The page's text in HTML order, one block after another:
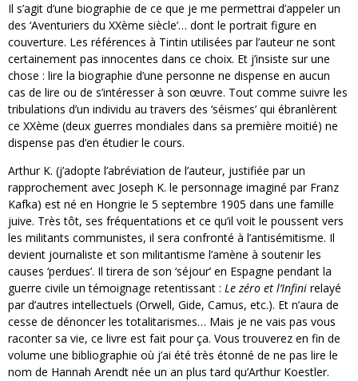
Il s’agit d’une biographie de ce que je me permettrai d’appeler un
des ‘Aventuriers du XXème siècle’… dont le portrait figure en
couverture. Les références à Tintin utilisées par l’auteur ne sont
certainement pas innocentes dans ce choix. Et j’insiste sur une
chose : lire la biographie d’une personne ne dispense en aucun
cas de lire ou de s’intéresser à son œuvre. Tout comme suivre les
tribulations d’un individu au travers des ‘séismes’ qui ébranlèrent
ce XXème (deux guerres mondiales dans sa première moitié) ne
dispense pas d’en étudier le cours.
Arthur K. (j’adopte l’abréviation de l’auteur, justifiée par un
rapprochement avec Joseph K. le personnage imaginé par Franz
Kafka) est né en Hongrie le 5 septembre 1905 dans une famille
juive. Très tôt, ses fréquentations et ce qu’il voit le poussent vers
les militants communistes, il sera confronté à l’antisémitisme. Il
devient journaliste et son militantisme l’amène à soutenir les
causes ‘perdues’. Il tirera de son ‘séjour’ en Espagne pendant la
guerre civile un témoignage retentissant : Le zéro et l’Infini relayé
par d’autres intellectuels (Orwell, Gide, Camus, etc.). Et n’aura de
cesse de dénoncer les totalitarismes… Mais je ne vais pas vous
raconter sa vie, ce livre est fait pour ça. Vous trouverez en fin de
volume une bibliographie où j’ai été très étonné de ne pas lire le
nom de Hannah Arendt née un an plus tard qu’Arthur Koestler.